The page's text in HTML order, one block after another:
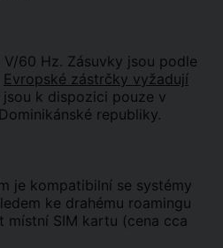
V/60 Hz. Zásuvky jsou podle
Evropské zástrčky vyžadují
jsou k dispozici pouze v
republiky.
je kompatibilní se systémy
ke drahému roamingu
místní SIM kartu (cena cca